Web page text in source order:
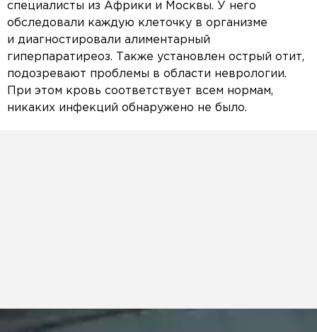
специалисты из Африки и Москвы. У него
обследовали каждую клеточку в организме
и диагностировали алиментарный
гиперпаратиреоз. Также установлен острый отит,
подозревают проблемы в области неврологии.
При этом кровь соответствует всем нормам,
никаких инфекций обнаружено не было.